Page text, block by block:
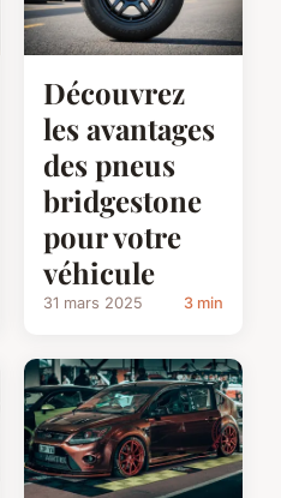
Découvrez
les avantages
des pneus
bridgestone
pour votre
véhicule
31 mars 2025 3 min